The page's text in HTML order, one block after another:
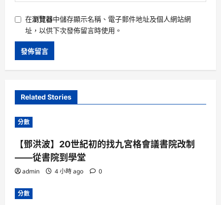
在瀏覽器中儲存顯示名稱、電子郵件地址及個人網站網
址，以供下次發佈留言時使用。
Related Stories
分數
【鄧洪波】20世紀初的找九宮格會議書院改制
——從書院到學堂
admin 4 小時 ago 0
分數